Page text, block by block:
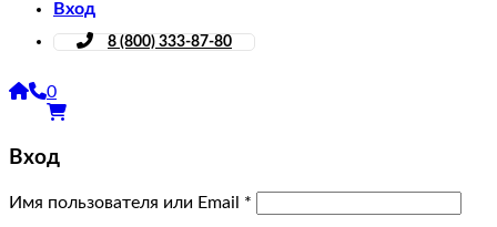
Вход
8 (800) 333-87-80
0
Вход
Имя пользователя или Email *